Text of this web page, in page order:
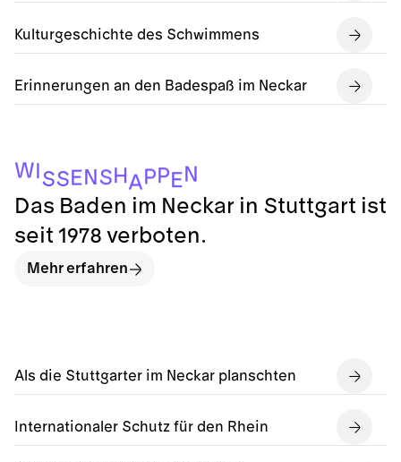
Kulturgeschichte des Schwimmens
Erinnerungen an den Badespaß im Neckar
Als die Stuttgarter im Neckar planschten
Internationaler Schutz für den Rhein
W SS E N S H A P PE N
Das Baden im Neckar in Stuttgart ist
seit 1978 verboten.
Mehr erfahren